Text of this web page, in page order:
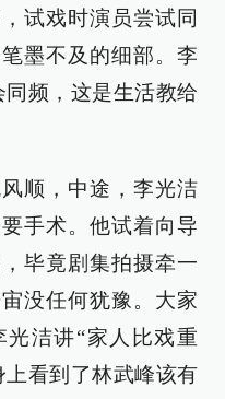
试戏时演员尝试同
墨不及的细部。李
频，这是生活教给
顺，中途，李光洁
手术。他试着向导
毕竟剧集拍摄牵一
没任何犹豫。大家
洁讲“家人比戏重
看到了林武峰该有